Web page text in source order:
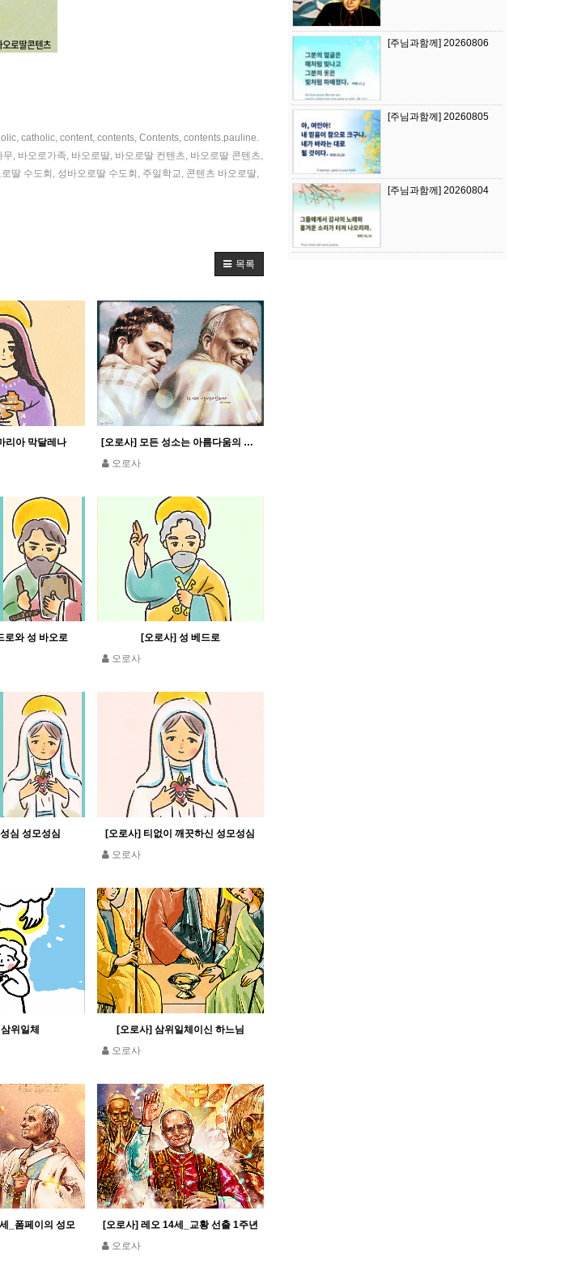
, catholic, content, contents, Contents, contents.pauline.
무, 바오로가족, 바오로딸, 바오로딸 컨텐츠, 바오로딸 콘텐츠,
딸 수도회 , 성바오로딸 수도회 , 주일학교, 콘텐츠 바오로딸,
목록
리아 막달레나
[오로사] 모든 성소는 아름다움의 길입니다_교황 레오 14세
오로사
로와 성 바오로
[오로사] 성 베드로
오로사
심 성모성심
[오로사] 티없이 깨끗하신 성모성심
오로사
위일체
[오로사] 삼위일체이신 하느님
오로사
_폼페이의 성모
[오로사] 레오 14세_교황 선출 1주년
오로사
[주님과함께] 20260806
[주님과함께] 20260805
[주님과함께] 20260804